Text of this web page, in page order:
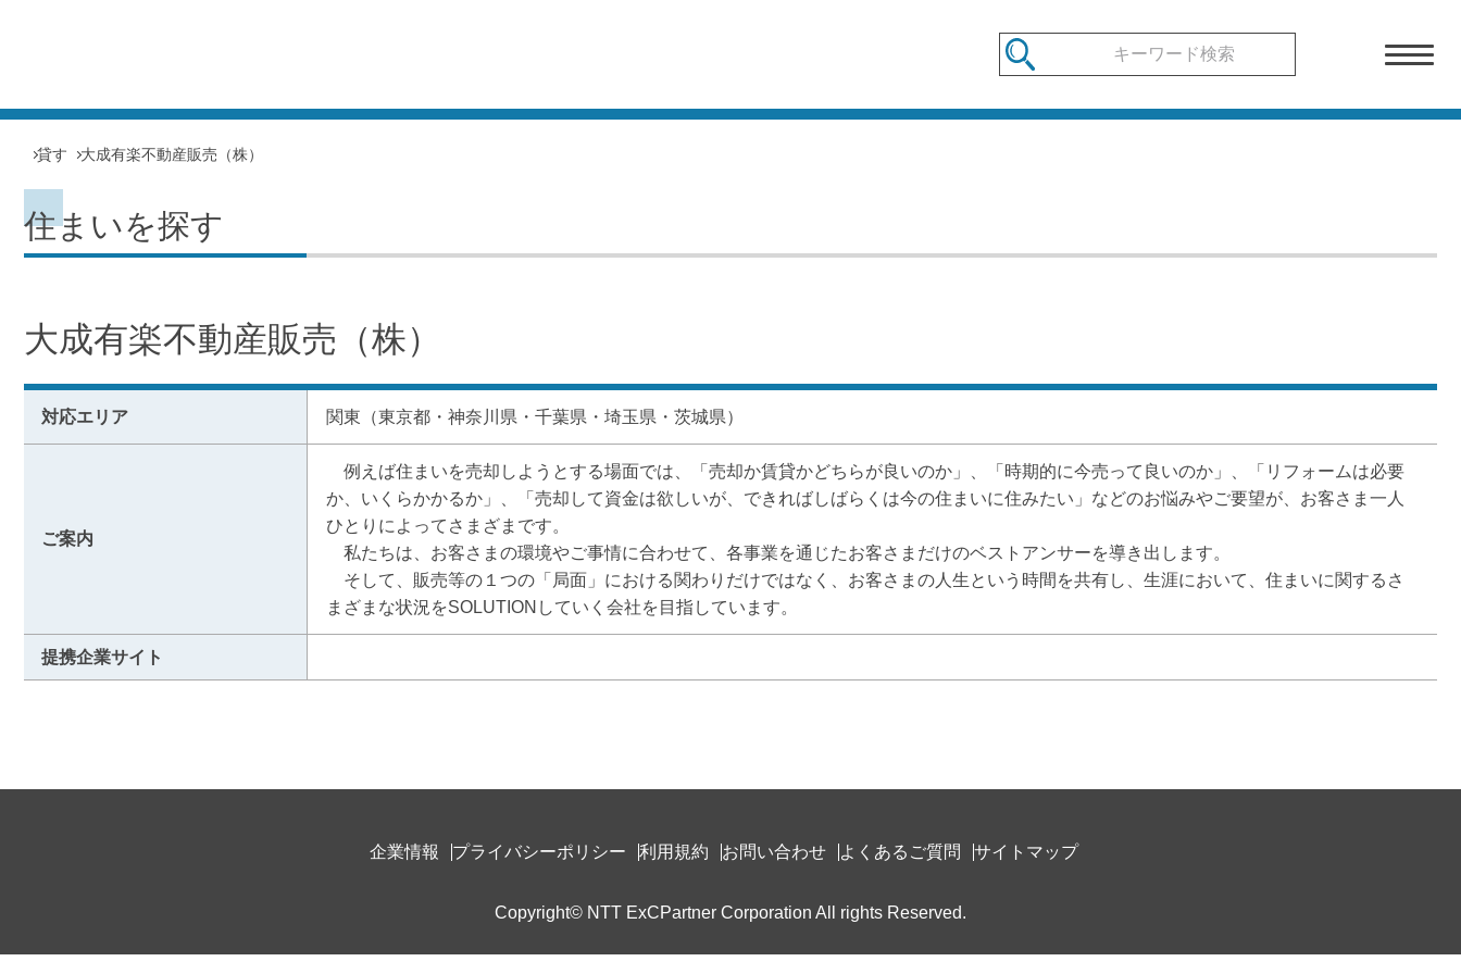
貸す 大成有楽不動産販売（株）
住まいを探す
大成有楽不動産販売（株）
対応エリア 関東（東京都・神奈川県・千葉県・埼玉県・茨城県）
ご案内
例えば住まいを売却しようとする場面では、「売却か賃貸かどちらが良いのか」、「時期的に今売って良いのか」、「リフォームは必要
か、いくらかかるか」、「売却して資金は欲しいが、できればしばらくは今の住まいに住みたい」などのお悩みやご要望が、お客さま一人
ひとりによってさまざまです。
私たちは、お客さまの環境やご事情に合わせて、各事業を通じたお客さまだけのベストアンサーを導き出します。
そして、販売等の１つの「局面」における関わりだけではなく、お客さまの人生という時間を共有し、生涯において、住まいに関するさ
まざまな状況をSOLUTIONしていく会社を目指しています。
提携企業サイト
企業情報 プライバシーポリシー 利用規約 お問い合わせ よくあるご質問 サイトマップ
Copyright© NTT ExCPartner Corporation All rights Reserved.